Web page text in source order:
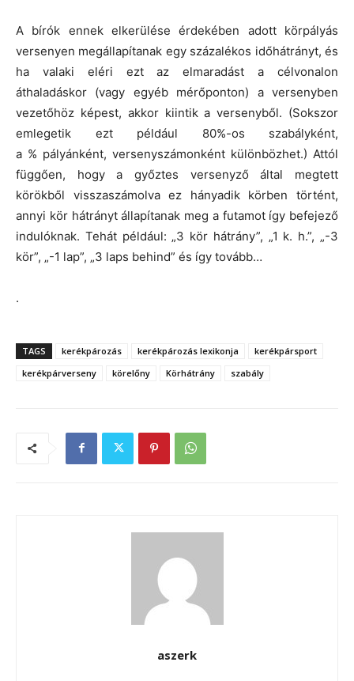
A bírók ennek elkerülése érdekében adott körpályás
versenyen megállapítanak egy százalékos időhátrányt, és
ha valaki eléri ezt az elmaradást a célvonalon
áthaladáskor (vagy egyéb mérőponton) a versenyben
vezetőhöz képest, akkor kiintik a versenyből. (Sokszor
emlegetik ezt például 80%-os szabályként,
a % pályánként, versenyszámonként különbözhet.) Attól
függően, hogy a győztes versenyző által megtett
körökből visszaszámolva ez hányadik körben történt,
annyi kör hátrányt állapítanak meg a futamot így befejező
indulóknak. Tehát például: „3 kör hátrány”, „1 k. h.”, „-3
kör”, „-1 lap”, „3 laps behind” és így tovább…
.
TAGS kerékpározás kerékpározás lexikonja
kerékpársport
kerékpárverseny
körelőny Körhátrány szabály
aszerk